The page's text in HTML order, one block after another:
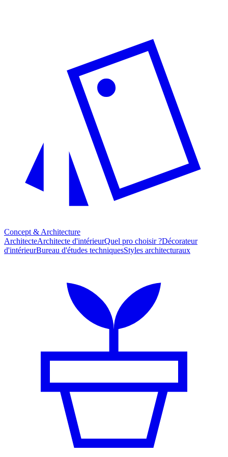
Concept & Architecture
ArchitecteArchitecte d'intérieurQuel pro choisir ?Décorateur
d'intérieurBureau d'études techniquesStyles architecturaux